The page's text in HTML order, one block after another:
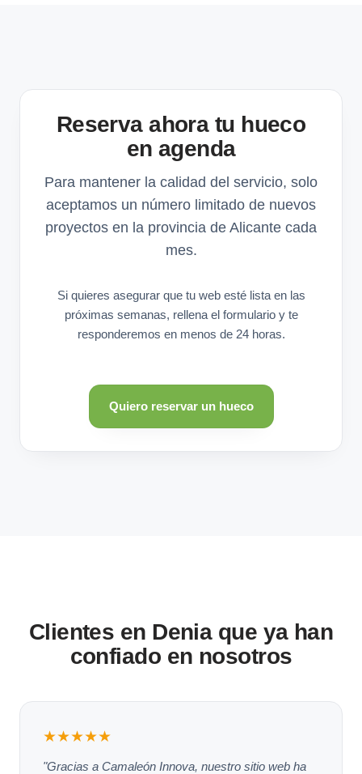
Reserva ahora tu hueco
en agenda
Para mantener la calidad del servicio, solo
aceptamos un número limitado de nuevos
proyectos en la provincia de Alicante cada
mes.
Si quieres asegurar que tu web esté lista en las
próximas semanas, rellena el formulario y te
responderemos en menos de 24 horas.
Quiero reservar un hueco
Clientes en Denia que ya han
confiado en nosotros
★★★★★
"Gracias a Camaleón Innova, nuestro sitio web ha